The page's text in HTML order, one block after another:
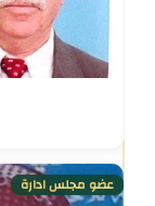
عضو مجلس ادارة